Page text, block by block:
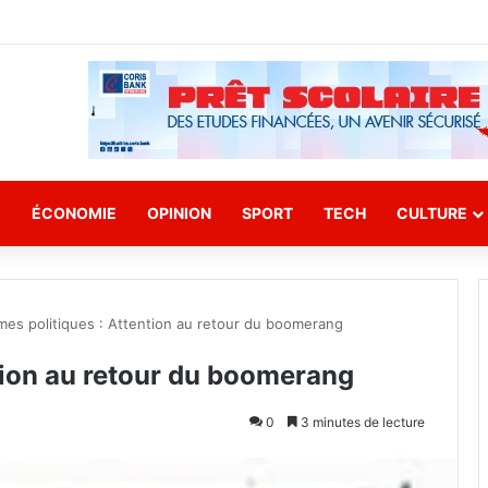
ÉCONOMIE OPINION SPORT TECH CULTURE
politiques : Attention au retour du boomerang
au retour du boomerang
0 3 minutes de lecture